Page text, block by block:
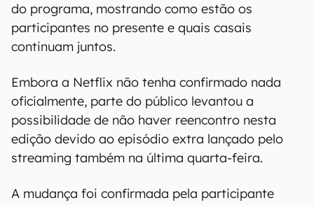
do programa, mostrando como estão os
participantes no presente e quais casais
continuam juntos.
Embora a Netflix não tenha confirmado nada
oficialmente, parte do público levantou a
possibilidade de não haver reencontro nesta
edição devido ao episódio extra lançado pelo
streaming também na última quarta-feira.
A mudança foi confirmada pela participante